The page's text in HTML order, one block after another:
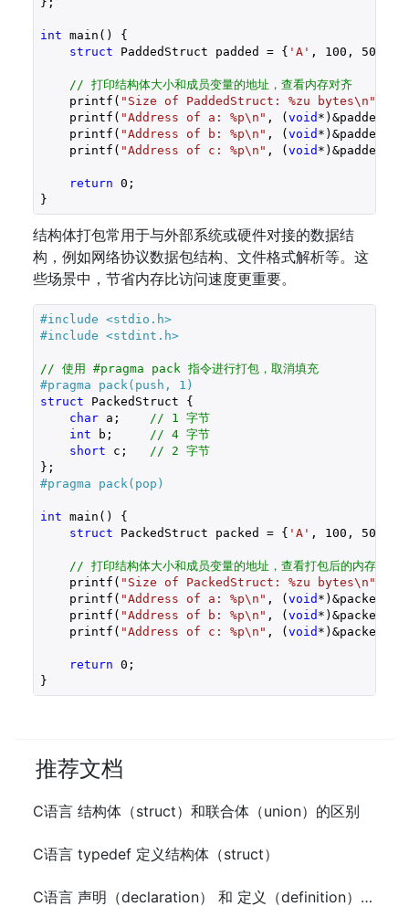
int main() {
struct PaddedStruct padded = { 'A' , 100 , 50
// 打印结构体大小和成员变量的地址，查看内存对齐
    printf(
"Size of PaddedStruct: %zu bytes\n"
    printf(
"Address of a: %p\n" , (void
    printf(
"Address of b: %p\n" , (void
    printf(
"Address of c: %p\n" , (void
return 0 ;
}
结构体打包常用于与外部系统或硬件对接的数据结
构，例如网络协议数据包结构、文件格式解析等。这
些场景中，节省内存比访问速度更重要。
#include <stdio.h>
#include <stdint.h>
// 使用 #pragma pack 指令进行打包，取消填充
#pragma pack(push, 1)
struct PackedStruct {
char a;
// 1 字节
int b;
// 4 字节
short c;
// 2 字节
#pragma pack(pop)
int main() {
struct PackedStruct packed = { 'A' , 100 , 50
// 打印结构体大小和成员变量的地址，查看打包后的内存布局
    printf(
"Size of PackedStruct: %zu bytes\n"
    printf(
"Address of a: %p\n" , (void
    printf(
"Address of b: %p\n" , (void
    printf(
"Address of c: %p\n" , (void
return 0 ;
}
推荐文档
C语言 结构体（struct）和联合体（union）的区别
C语言 typedef 定义结构体（struct）
C语言 声明（declaration） 和 定义（definition）区别